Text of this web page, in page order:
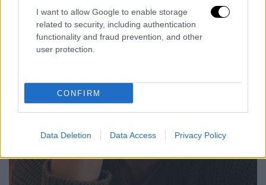
I want to allow Google to enable storage
related to security, including authentication
functionality and fraud prevention, and other
user protection.
CONFIRM
Data Deletion Data Access Privacy Policy